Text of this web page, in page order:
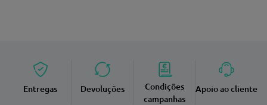
Entregas Devoluções
Condições
campanhas
Apoio ao cliente